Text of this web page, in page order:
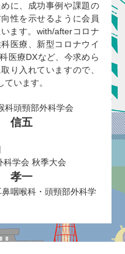
に、成功事例や課題の
性を示せるように会員
ます。with/afterコロナ
医療、新型コロナウイ
医療DXなど、今求めら
り入れていますので、
います。
科頭頸部外科学会
信五
科学会 秋季大会
孝一
鼻咽喉科・頭頸部外科学